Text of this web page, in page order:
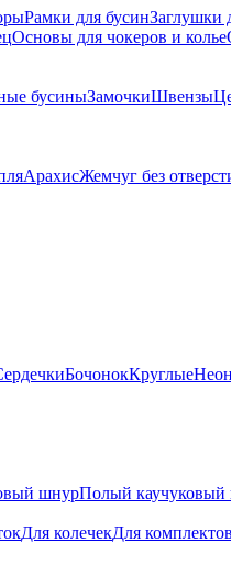
Рамки для бусинЗаглушки
Основы для чокеров и колье
бусиныЗамочкиШвензы
АрахисЖемчуг без
БочонокКруглые
шнурПолый
Для колечекДля